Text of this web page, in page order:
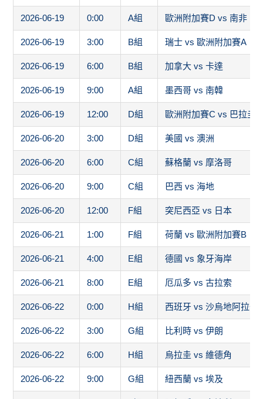
2026-06-19 0:00 A組 歐洲附加賽D vs 南非
2026-06-19 3:00 B組 瑞士 vs 歐洲附加賽A
2026-06-19 6:00 B組 加拿大 vs 卡達
2026-06-19 9:00 A組 墨西哥 vs 南韓
2026-06-19 12:00 D組 歐洲附加賽C vs 巴拉圭
2026-06-20 3:00 D組 美國 vs 澳洲
2026-06-20 6:00 C組 蘇格蘭 vs 摩洛哥
2026-06-20 9:00 C組 巴西 vs 海地
2026-06-20 12:00 F組 突尼西亞 vs 日本
2026-06-21 1:00 F組 荷蘭 vs 歐洲附加賽B
2026-06-21 4:00 E組 德國 vs 象牙海岸
2026-06-21 8:00 E組 厄瓜多 vs 古拉索
2026-06-22 0:00 H組 西班牙 vs 沙烏地阿拉伯
2026-06-22 3:00 G組 比利時 vs 伊朗
2026-06-22 6:00 H組 烏拉圭 vs 維德角
2026-06-22 9:00 G組 紐西蘭 vs 埃及